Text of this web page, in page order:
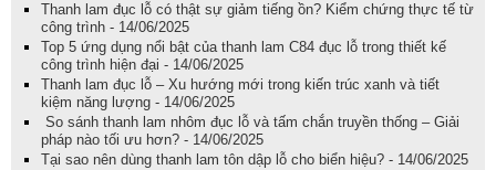
Thanh lam đục lỗ có thật sự giảm tiếng ồn? Kiểm chứng thực tế từ
công trình - 14/06/2025
Top 5 ứng dụng nổi bật của thanh lam C84 đục lỗ trong thiết kế
công trình hiện đại - 14/06/2025
Thanh lam đục lỗ – Xu hướng mới trong kiến trúc xanh và tiết
kiệm năng lượng - 14/06/2025
So sánh thanh lam nhôm đục lỗ và tấm chắn truyền thống – Giải
pháp nào tối ưu hơn? - 14/06/2025
Tại sao nên dùng thanh lam tôn dập lỗ cho biển hiệu? - 14/06/2025